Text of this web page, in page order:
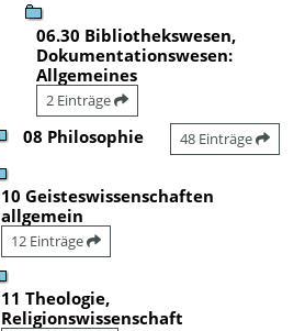
06.30 Bibliothekswesen,
Dokumentationswesen:
Allgemeines
2 Einträge
08 Philosophie 48 Einträge
10 Geisteswissenschaften
allgemein
12 Einträge
11 Theologie,
Religionswissenschaft